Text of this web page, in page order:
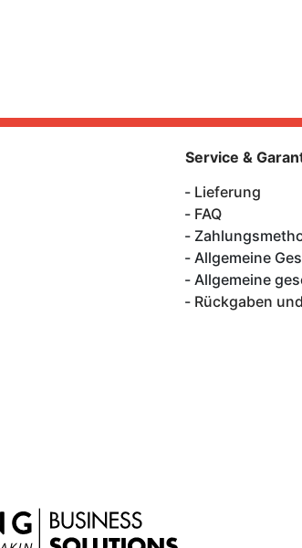
Service &
Lieferung
FAQ
Allgemeine
Allgemeine
Rückgaben